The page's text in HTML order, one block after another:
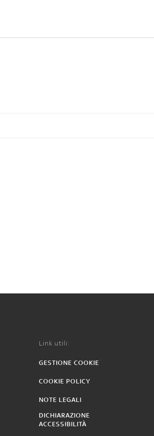
Link utili:
GESTIONE COOKIE
COOKIE POLICY
NOTE LEGALI
DICHIARAZIONE
ACCESSIBILITÀ